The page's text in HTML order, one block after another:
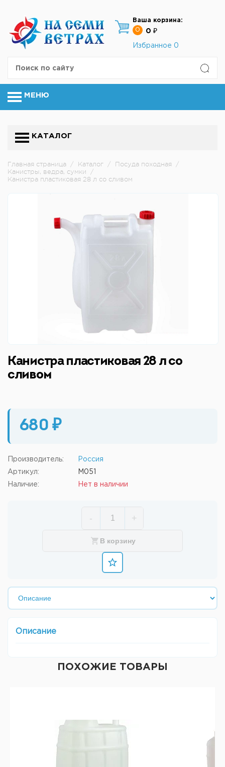
Ваша корзина:
0
0 ₽
Избранное 0
МЕНЮ
КАТАЛОГ
Главная страница / Каталог / Посуда походная
/
Канистры, ведра, сумки
/
Канистра пластиковая 28 л со сливом
Канистра пластиковая 28 л со
сливом
680 ₽
Производитель: Россия
Артикул: M051
Наличие: Нет в наличии
- +
В корзину
Описание
ПОХОЖИЕ ТОВАРЫ